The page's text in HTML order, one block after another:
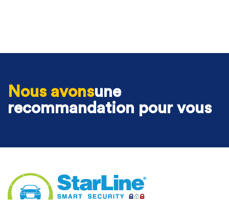
Nous avonsune
recommandation pour vous